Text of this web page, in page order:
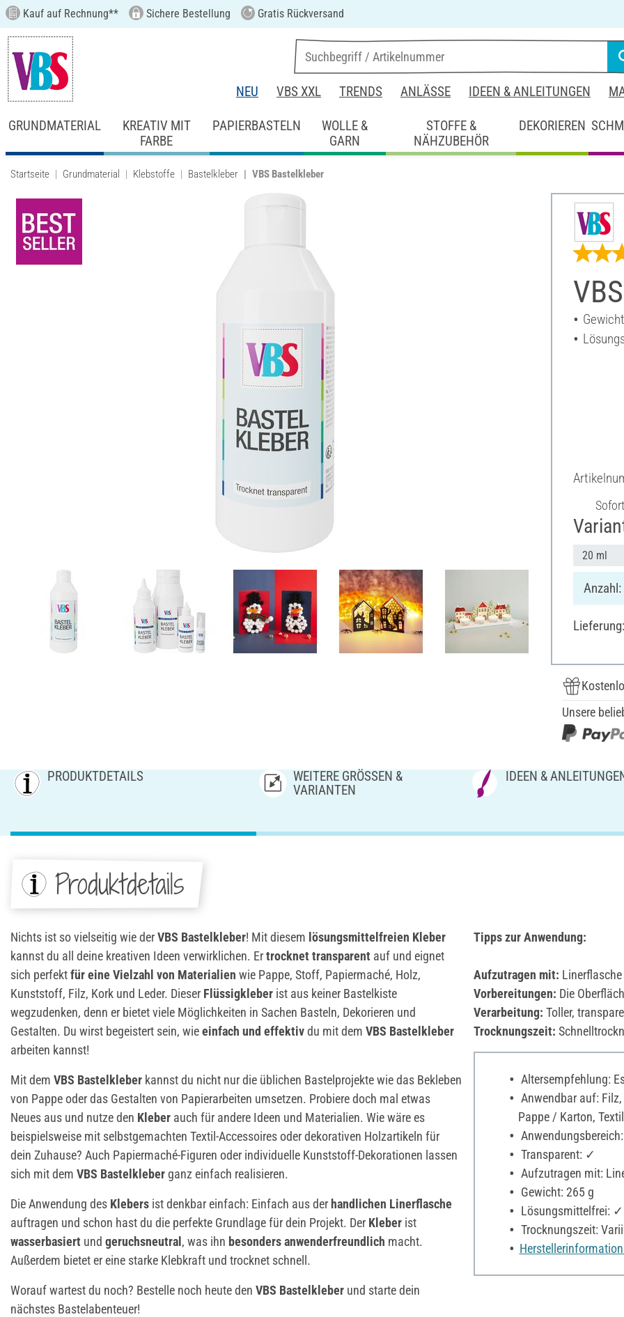
Kauf auf Rechnung** Sichere Bestellung Gratis Rückversand
NEU VBS XXL TRENDS ANLÄSSE IDEEN & ANLEITUNGEN
GRUNDMATERIAL
KREATIV MIT
FARBE
PAPIERBASTELN
WOLLE &
GARN
STOFFE &
NÄHZUBEHÖR
DEKORIEREN
Startseite Grundmaterial Klebstoffe Bastelkleber VBS Bastelkleber
20 ml
Anzahl:
Unsere
PRODUKTDETAILS
WEITERE GRÖSSEN & V
ARIANTEN
IDEEN &
Produktdetails
Nichts ist so vielseitig wie derVBS Bastelkleber! Mit diesem lösungsmittelfreien Kleber
kannst du all deine kreativen Ideen verwirklichen. Ertrocknet transparent auf und eignet
sich perfektfür eine Vielzahl von Materialien wie Pappe, Stoff, Papiermaché, Holz,
Kunststoff, Filz, Kork und Leder. Dieser Flüssigkleber ist aus keiner Bastelkiste
wegzudenken, denn er bietet viele Möglichkeiten in Sachen Basteln, Dekorieren und
Gestalten. Du wirst begeistert sein, wieeinfach und effektivdu mit dem VBS Bastelkleber
arbeiten kannst!
Mit dem VBS Bastelkleber kannst du nicht nur die üblichen Bastelprojekte wie das Bekleben
von Pappe oder das Gestalten von Papierarbeiten umsetzen. Probiere doch mal etwas
Neues aus und nutze den Kleber auch für andere Ideen und Materialien. Wie wäre es
beispielsweise mit selbstgemachten Textil-Accessoires oder dekorativen Holzartikeln für
dein Zuhause? Auch Papiermaché-Figuren oder individuelle Kunststoff-Dekorationen lassen
sich mit dem VBS Bastelkleberganz einfach realisieren.
Die Anwendung des Klebers ist denkbar einfach: Einfach aus derhandlichen Linerflasche
auftragen und schon hast du die perfekte Grundlage für dein Projekt. Der Kleber ist
wasserbasiert und geruchsneutral, was ihn besonders anwenderfreundlich macht.
Außerdem bietet er eine starke Klebkraft und trocknet schnell.
Worauf wartest du noch? Bestelle noch heute den VBS Bastelkleber und starte dein
nächstes Bastelabenteuer!
Tipps zur Anwendung:
Aufzutragen mit:
Vorbereitungen: Die
Verarbeitung: Toller,
Trocknungszeit:
Altersempfehlung:
Anwendbar auf:
Pappe / Karton,
Transparent: ✓
Aufzutragen mit:
Gewicht: 265 g
Lösungsmittelfrei: ✓
Trocknungszeit: